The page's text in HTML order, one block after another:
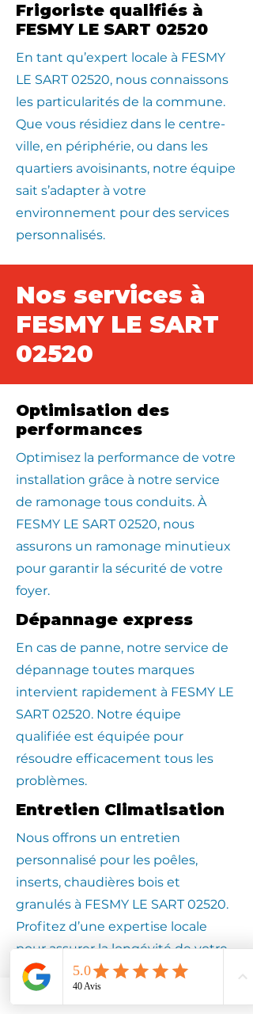
Frigoriste qualifiés à
FESMY LE SART 02520
En tant qu’expert locale à FESMY
LE SART 02520, nous connaissons
les particularités de la commune.
Que vous résidiez dans le centre-
ville, en périphérie, ou dans les
quartiers avoisinants, notre équipe
sait s’adapter à votre
environnement pour des services
personnalisés.
Nos services à
FESMY LE SART
02520
Optimisation des
performances
Optimisez la performance de votre
installation grâce à notre service
de ramonage tous conduits. À
FESMY LE SART 02520, nous
assurons un ramonage minutieux
pour garantir la sécurité de votre
foyer.
Dépannage express
En cas de panne, notre service de
dépannage toutes marques
intervient rapidement à FESMY LE
SART 02520. Notre équipe
qualifiée est équipée pour
résoudre efficacement tous les
problèmes.
Entretien Climatisation
Nous offrons un entretien
personnalisé pour les poêles,
inserts, chaudières bois et
granulés à FESMY LE SART 02520.
Profitez d’une expertise locale
pour assurer la longévité de votre
équipement.